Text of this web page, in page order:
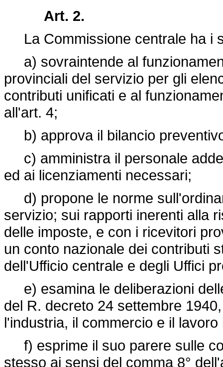
Art. 2.
La Commissione centrale ha i
a) sovraintende al
provinciali del servizio per gli
contributi unificati e al
all'art. 4;
b) approva il bilancio
c) amministra il personale
ed ai licenziamenti necessari;
d) propone le norme
servizio; sui rapporti inerenti alla
delle imposte, e con i ricevitori
un conto nazionale dei contributi
dell'Ufficio centrale e degli Uffici
e) esamina le deliberazioni
del R. decreto 24 settembre
l'industria, il commercio e il
f) esprime il suo parere sulle
stesso ai sensi del comma 8°